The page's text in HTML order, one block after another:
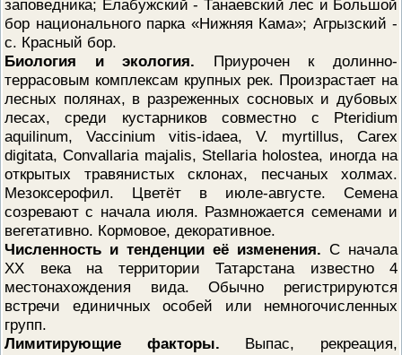
заповедника; Елабужский - Танаевский лес и Большой
бор национального парка «Нижняя Кама»; Агрызский -
с. Красный бор.
Биология и экология. Приурочен к долинно-
террасовым комплексам крупных рек. Произрастает на
лесных полянах, в разреженных сосновых и дубовых
лесах, среди кустарников совместно с Pteridium
aquilinum, Vaccinium vitis-idaea, V. myrtillus, Carex
digitata, Convallaria majalis, Stellaria holostea, иногда на
открытых травянистых склонах, песчаных холмах.
Мезоксерофил. Цветёт в июле-августе. Семена
созревают с начала июля. Размножается семенами и
вегетативно. Кормовое, декоративное.
Численность и тенденции её изменения. С начала
XX века на территории Татарстана известно 4
местонахождения вида. Обычно регистрируются
встречи единичных особей или немногочисленных
групп.
Лимитирующие факторы. Выпас, рекреация,